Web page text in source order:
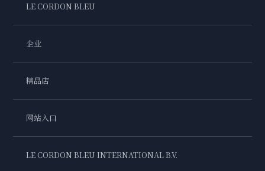
LE CORDON BLEU
企业
精品店
网站入口
LE CORDON BLEU INTERNATIONAL B.V.